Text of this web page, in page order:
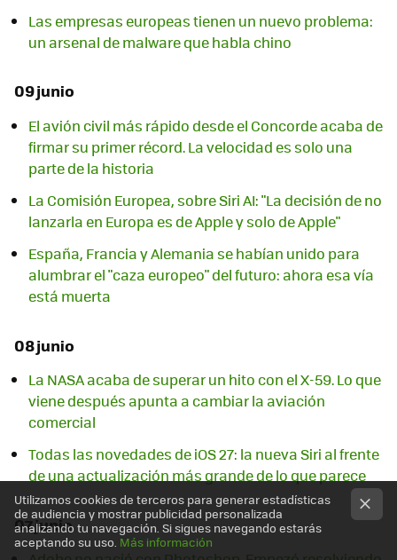
Las empresas europeas tienen un nuevo problema:
un arsenal de malware que habla chino
09 junio
El avión civil más rápido desde el Concorde acaba de
firmar su primer récord. La velocidad es solo una
parte de la historia
La Comisión Europea, sobre Siri AI: "La decisión de no
lanzarla en Europa es de Apple y solo de Apple"
España, Francia y Alemania se habían unido para
alumbrar el "caza europeo" del futuro: ahora esa vía
está muerta
08 junio
La NASA acaba de superar un hito con el X-59. Lo que
viene después apunta a cambiar la aviación
comercial
Todas las novedades de iOS 27: la nueva Siri al frente
de una actualización más grande de lo que parece
07 junio
Utilizamos cookies de terceros para generar estadísticas
de audiencia y mostrar publicidad personalizada
analizando tu navegación. Si sigues navegando estarás
aceptando su uso. Más información